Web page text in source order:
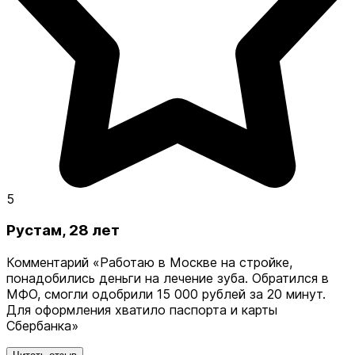
5
Рустам, 28 лет
Комментарий «Работаю в Москве на стройке,
понадобились деньги на лечение зуба. Обратился в
МФО, смогли одобрили 15 000 рублей за 20 минут.
Для оформления хватило паспорта и карты
Сбербанка»